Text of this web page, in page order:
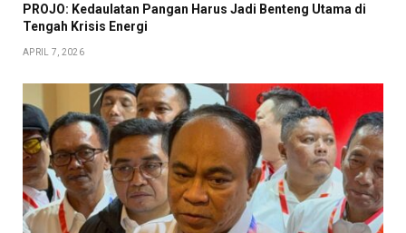
PROJO: Kedaulatan Pangan Harus Jadi Benteng Utama di
Tengah Krisis Energi
APRIL 7, 2026